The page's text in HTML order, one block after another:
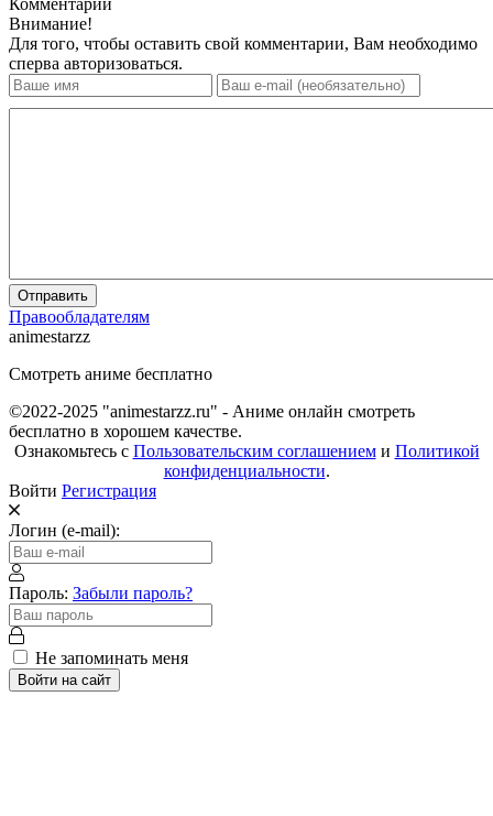
Внимание!
Для того, чтобы оставить свой комментарии, Вам необходимо
сперва авторизоваться.
Отправить
Правообладателям
animestarzz
Смотреть аниме бесплатно
©2022-2025 "animestarzz.ru" - Аниме онлайн смотреть
бесплатно в хорошем качестве.
Ознакомьтесь с Пользовательским соглашениеми Политикой
конфиденциальности.
Войти Регистрация
Логин (e-mail):
Пароль: Забыли пароль?
Не запоминать меня
Войти на сайт